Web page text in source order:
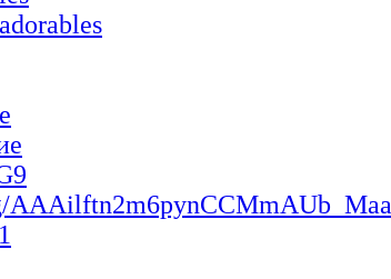
AAAilftn2m6pynCCMmAUb_Maa